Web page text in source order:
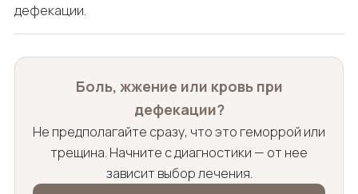
дефекации.
Боль, жжение или кровь при
дефекации?
Не предполагайте сразу, что это геморрой или
трещина. Начните с диагностики — от нее
зависит выбор лечения.